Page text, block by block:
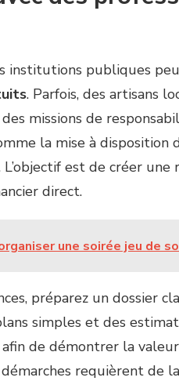
institutions publiques
. Parfois, des artisans
missions de
la mise à
est de créer
direct.
une soirée jeu de
préparez un dossier
simples et des
de démontrer la
requièrent de